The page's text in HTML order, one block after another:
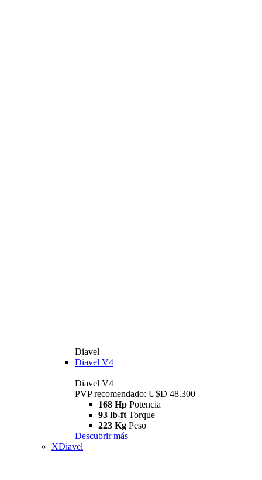
Diavel
Diavel V4
Diavel V4
PVP recomendado: U$D 48.300
168 Hp Potencia
93 lb-ft Torque
223 Kg Peso
Descubrir más
XDiavel